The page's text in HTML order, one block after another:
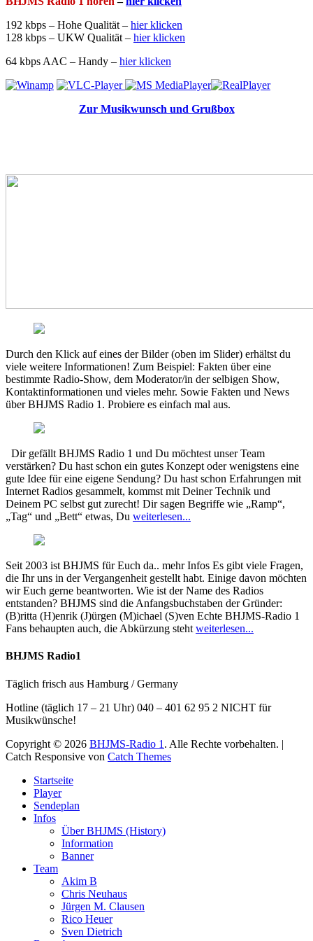
192 kbps – Hohe Qualität – hier klicken
128 kbps – UKW Qualität – hier klicken
64 kbps AAC – Handy – hier klicken
Zur Musikwunsch und Grußbox
Durch den Klick auf eines der Bilder (oben im Slider) erhältst du
viele weitere Informationen! Zum Beispiel: Fakten über eine
bestimmte Radio-Show, dem Moderator/in der selbigen Show,
Kontaktinformationen und vieles mehr. Sowie Fakten und News
über BHJMS Radio 1. Probiere es einfach mal aus.
Dir gefällt BHJMS Radio 1 und Du möchtest unser Team
verstärken? Du hast schon ein gutes Konzept oder wenigstens eine
gute Idee für eine eigene Sendung? Du hast schon Erfahrungen mit
Internet Radios gesammelt, kommst mit Deiner Technik und
Deinem PC selbst gut zurecht! Dir sagen Begriffe wie „Ramp“,
„Tag“ und „Bett“ etwas, Du weiterlesen...
Seit 2003 ist BHJMS für Euch da.. mehr Infos Es gibt viele Fragen,
die Ihr uns in der Vergangenheit gestellt habt. Einige davon möchten
wir Euch gerne beantworten. Wie ist der Name des Radios
entstanden? BHJMS sind die Anfangsbuchstaben der Gründer:
(B)ritta (H)enrik (J)ürgen (M)ichael (S)ven Echte BHJMS-Radio 1
Fans behaupten auch, die Abkürzung steht weiterlesen...
BHJMS Radio1
Täglich frisch aus Hamburg / Germany
Hotline (täglich 17 – 21 Uhr) 040 – 401 62 95 2 NICHT für
Musikwünsche!
Copyright © 2026 BHJMS-Radio 1 . Alle Rechte vorbehalten. |
Catch Responsive von Catch Themes
oben
scrollen
Startseite
Player
Sendeplan
Infos
Über BHJMS (History)
Information
Banner
Team
Akim B
Chris Neuhaus
Jürgen M. Clausen
Rico Heuer
Sven Dietrich